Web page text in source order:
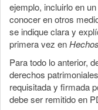
ejemplo, incluirlo en
conocer en otros
se indique clara y
primera vez en
Para todo lo anterior,
derechos
requisitada y firmada
debe ser remitido en